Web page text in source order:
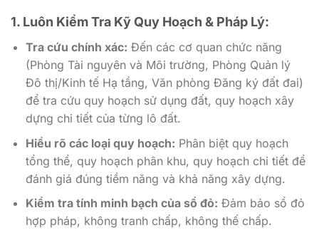
1. Luôn Kiểm Tra Kỹ Quy Hoạch & Pháp Lý:
Tra cứu chính xác: Đến các cơ quan chức năng
(Phòng Tài nguyên và Môi trường, Phòng Quản lý
Đô thị/Kinh tế Hạ tầng, Văn phòng Đăng ký đất đai)
để tra cứu quy hoạch sử dụng đất, quy hoạch xây
dựng chi tiết của từng lô đất.
Hiểu rõ các loại quy hoạch: Phân biệt quy hoạch
tổng thể, quy hoạch phân khu, quy hoạch chi tiết để
đánh giá đúng tiềm năng và khả năng xây dựng.
Kiểm tra tính minh bạch của sổ đỏ: Đảm bảo sổ đỏ
hợp pháp, không tranh chấp, không thế chấp.